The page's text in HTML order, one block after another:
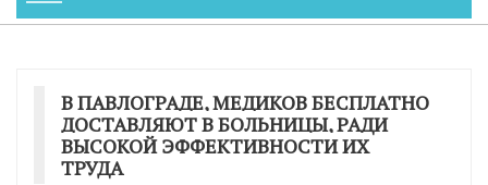
В ПАВЛОГРАДЕ, МЕДИКОВ БЕСПЛАТНО
ДОСТАВЛЯЮТ В БОЛЬНИЦЫ, РАДИ
ВЫСОКОЙ ЭФФЕКТИВНОСТИ ИХ
ТРУДА